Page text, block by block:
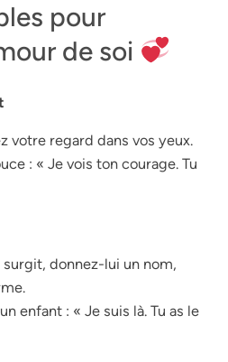
pour
de soi
votre regard dans vos yeux.
: « Je vois ton courage. Tu
donnez-lui un nom,
enfant : « Je suis là. Tu as le